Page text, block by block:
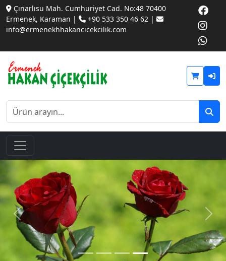
Çınarlısu Mah. Cumhuriyet Cad. No:48 70400
Ermenek, Karaman |
+90 533 350 46 62 |
info@ermenekhhakancicekcilik.com